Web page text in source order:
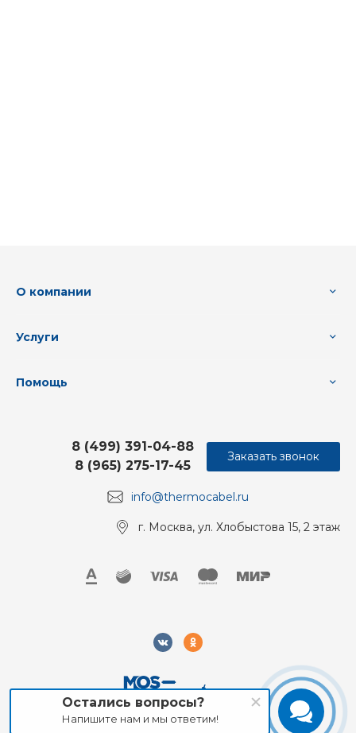
О компании
Услуги
Помощь
info@thermocabel.ru
8 (499) 391-04-88
8 (965) 275-17-45
г. Москва, ул. Хлобыстова 15, 2 этаж
Заказать звонок
Остались вопросы?
Напишите нам и мы ответим!